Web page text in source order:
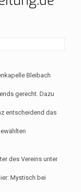
Bleibach
gerecht. Dazu
entscheidend das
des Vereins unter
Mystisch bei